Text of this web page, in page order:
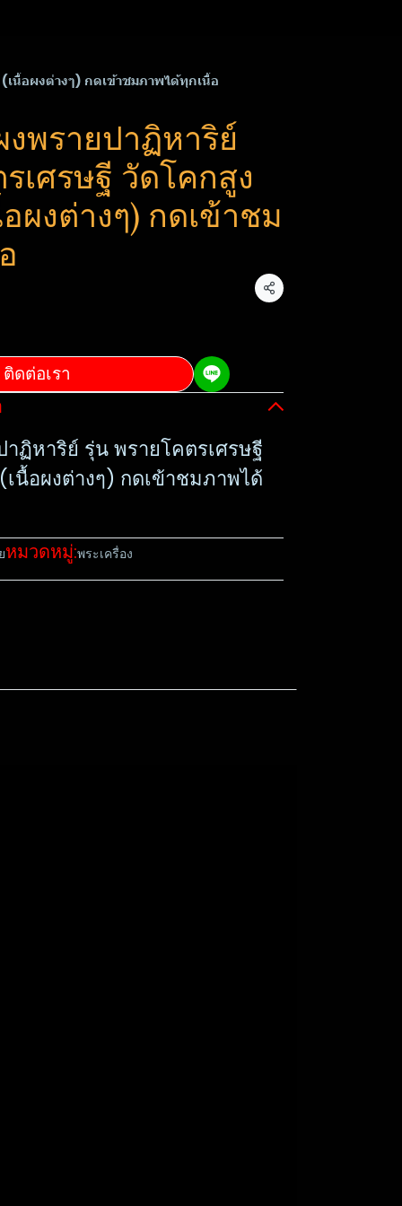
เนื้อผงต่างๆ) กดเข้าชมภาพได้ทุกเนื้อ
งพรายปาฏิหาริย์​
เศรษฐี​ วัด​โคกสูง​
ผงต่างๆ) กดเข้าชม
แชร์
ติดต่อเรา
าฏิหาริย์​ รุ่น พรา​ยโคตร​เศรษฐี​
นื้อผงต่างๆ) กดเข้าชมภาพได้
หมวดหมู่:พระเครื่อง